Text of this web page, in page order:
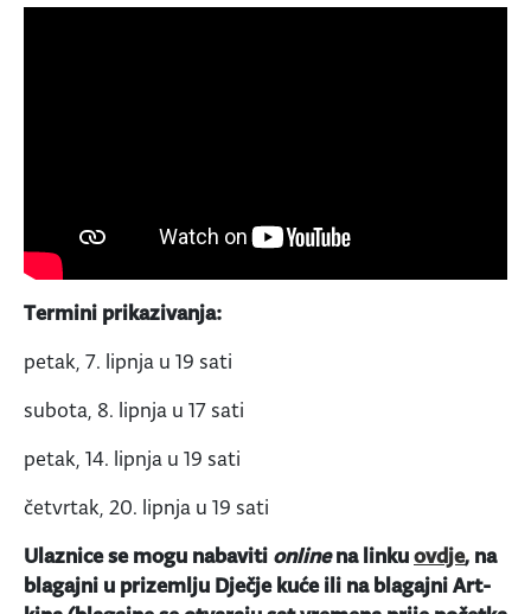
Termini prikazivanja:
petak, 7. lipnja u 19 sati
subota, 8. lipnja u 17 sati
petak, 14. lipnja u 19 sati
četvrtak, 20. lipnja u 19 sati
Ulaznice se mogu nabaviti onlinena linkuovdje, na
blagajni u prizemlju Dječje kuće ili na blagajni Art-